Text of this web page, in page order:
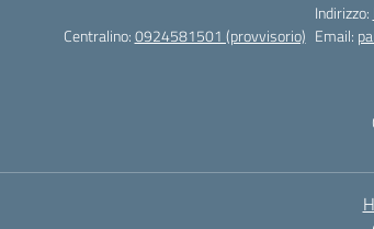
Indirizzo:
Centralino:0924581501 (provvisorio) Email: